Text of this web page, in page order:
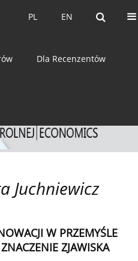
EN
PL EN
PL
Dla Recenzentów
ISSN: 0044-1600
Juchniewicz
W PRZEMYŚLE
ZJAWISKA